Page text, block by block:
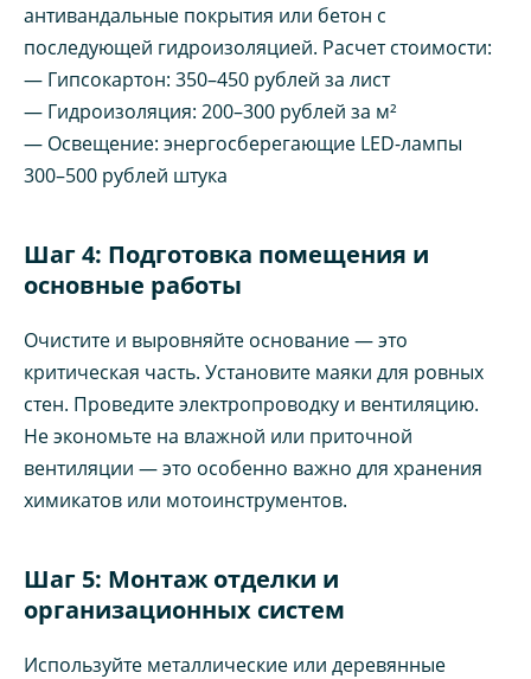
антивандальные покрытия или бетон с
последующей гидроизоляцией. Расчет стоимости:
— Гипсокартон: 350–450 рублей за лист
— Гидроизоляция: 200–300 рублей за м²
— Освещение: энергосберегающие LED-лампы
300–500 рублей штука
Шаг 4: Подготовка помещения и
основные работы
Очистите и выровняйте основание — это
критическая часть. Установите маяки для ровных
стен. Проведите электропроводку и вентиляцию.
Не экономьте на влажной или приточной
вентиляции — это особенно важно для хранения
химикатов или мотоинструментов.
Шаг 5: Монтаж отделки и
организационных систем
Используйте металлические или деревянные